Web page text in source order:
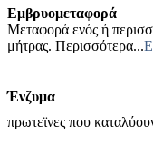
Εμβρυομεταφορά
Μεταφορά ενός ή
μήτρας. Περισσότερα...
Ένζυμα
πρωτεϊνες που